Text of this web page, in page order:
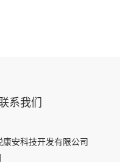
系我们
安科技开发有限公司